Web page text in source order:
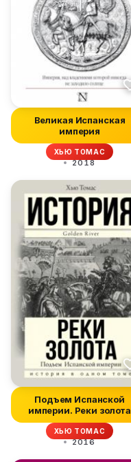
Великая Испанская
империя
ХЬЮ ТОМАС
2018
Подъем Испанской
империи. Реки золота
ХЬЮ ТОМАС
2016